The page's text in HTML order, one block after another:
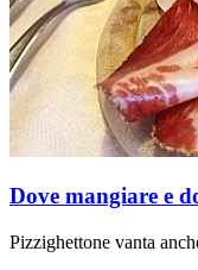
Dove mangiare e
Pizzighettone vanta